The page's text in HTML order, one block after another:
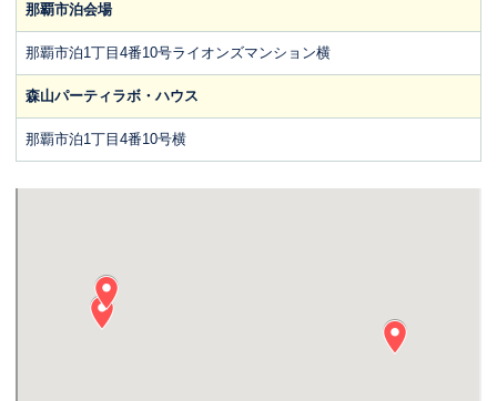
那覇市泊会場
那覇市泊1丁目4番10号ライオンズマンション横
森山パーティラボ・ハウス
那覇市泊1丁目4番10号横